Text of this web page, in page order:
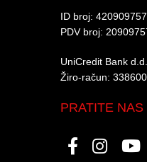
ID broj:
PDV broj:
UniCredit Bank d.d.​
Žiro-račun:
PRATITE NAS